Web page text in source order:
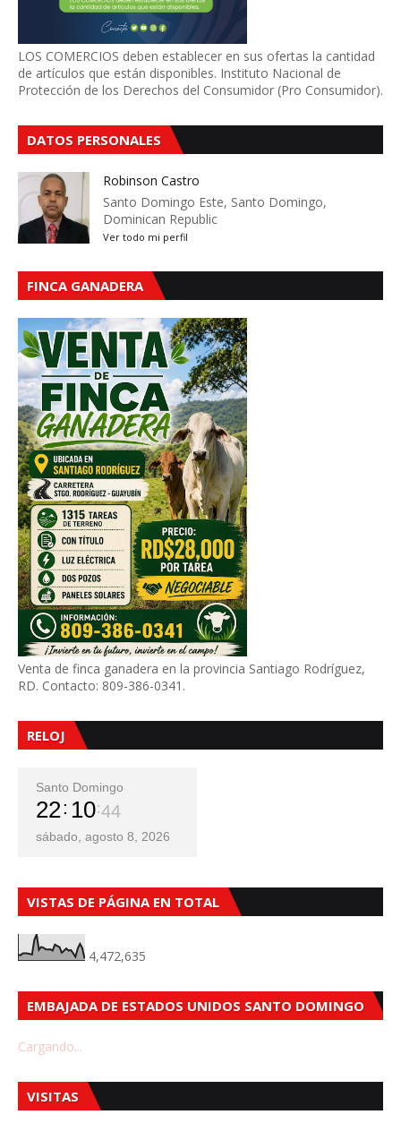
LOS COMERCIOS deben establecer en sus ofertas la cantidad
de artículos que están disponibles. Instituto Nacional de
Protección de los Derechos del Consumidor (Pro Consumidor).
DATOS PERSONALES
Robinson Castro
Santo Domingo Este, Santo Domingo,
Dominican Republic
Ver todo mi perfil
FINCA GANADERA
Venta de finca ganadera en la provincia Santiago Rodríguez,
RD. Contacto: 809-386-0341.
RELOJ
Santo Domingo
22 10 46
sábado, agosto 8, 2026
VISTAS DE PÁGINA EN TOTAL
4,472,635
EMBAJADA DE ESTADOS UNIDOS SANTO DOMINGO
Cargando...
VISITAS